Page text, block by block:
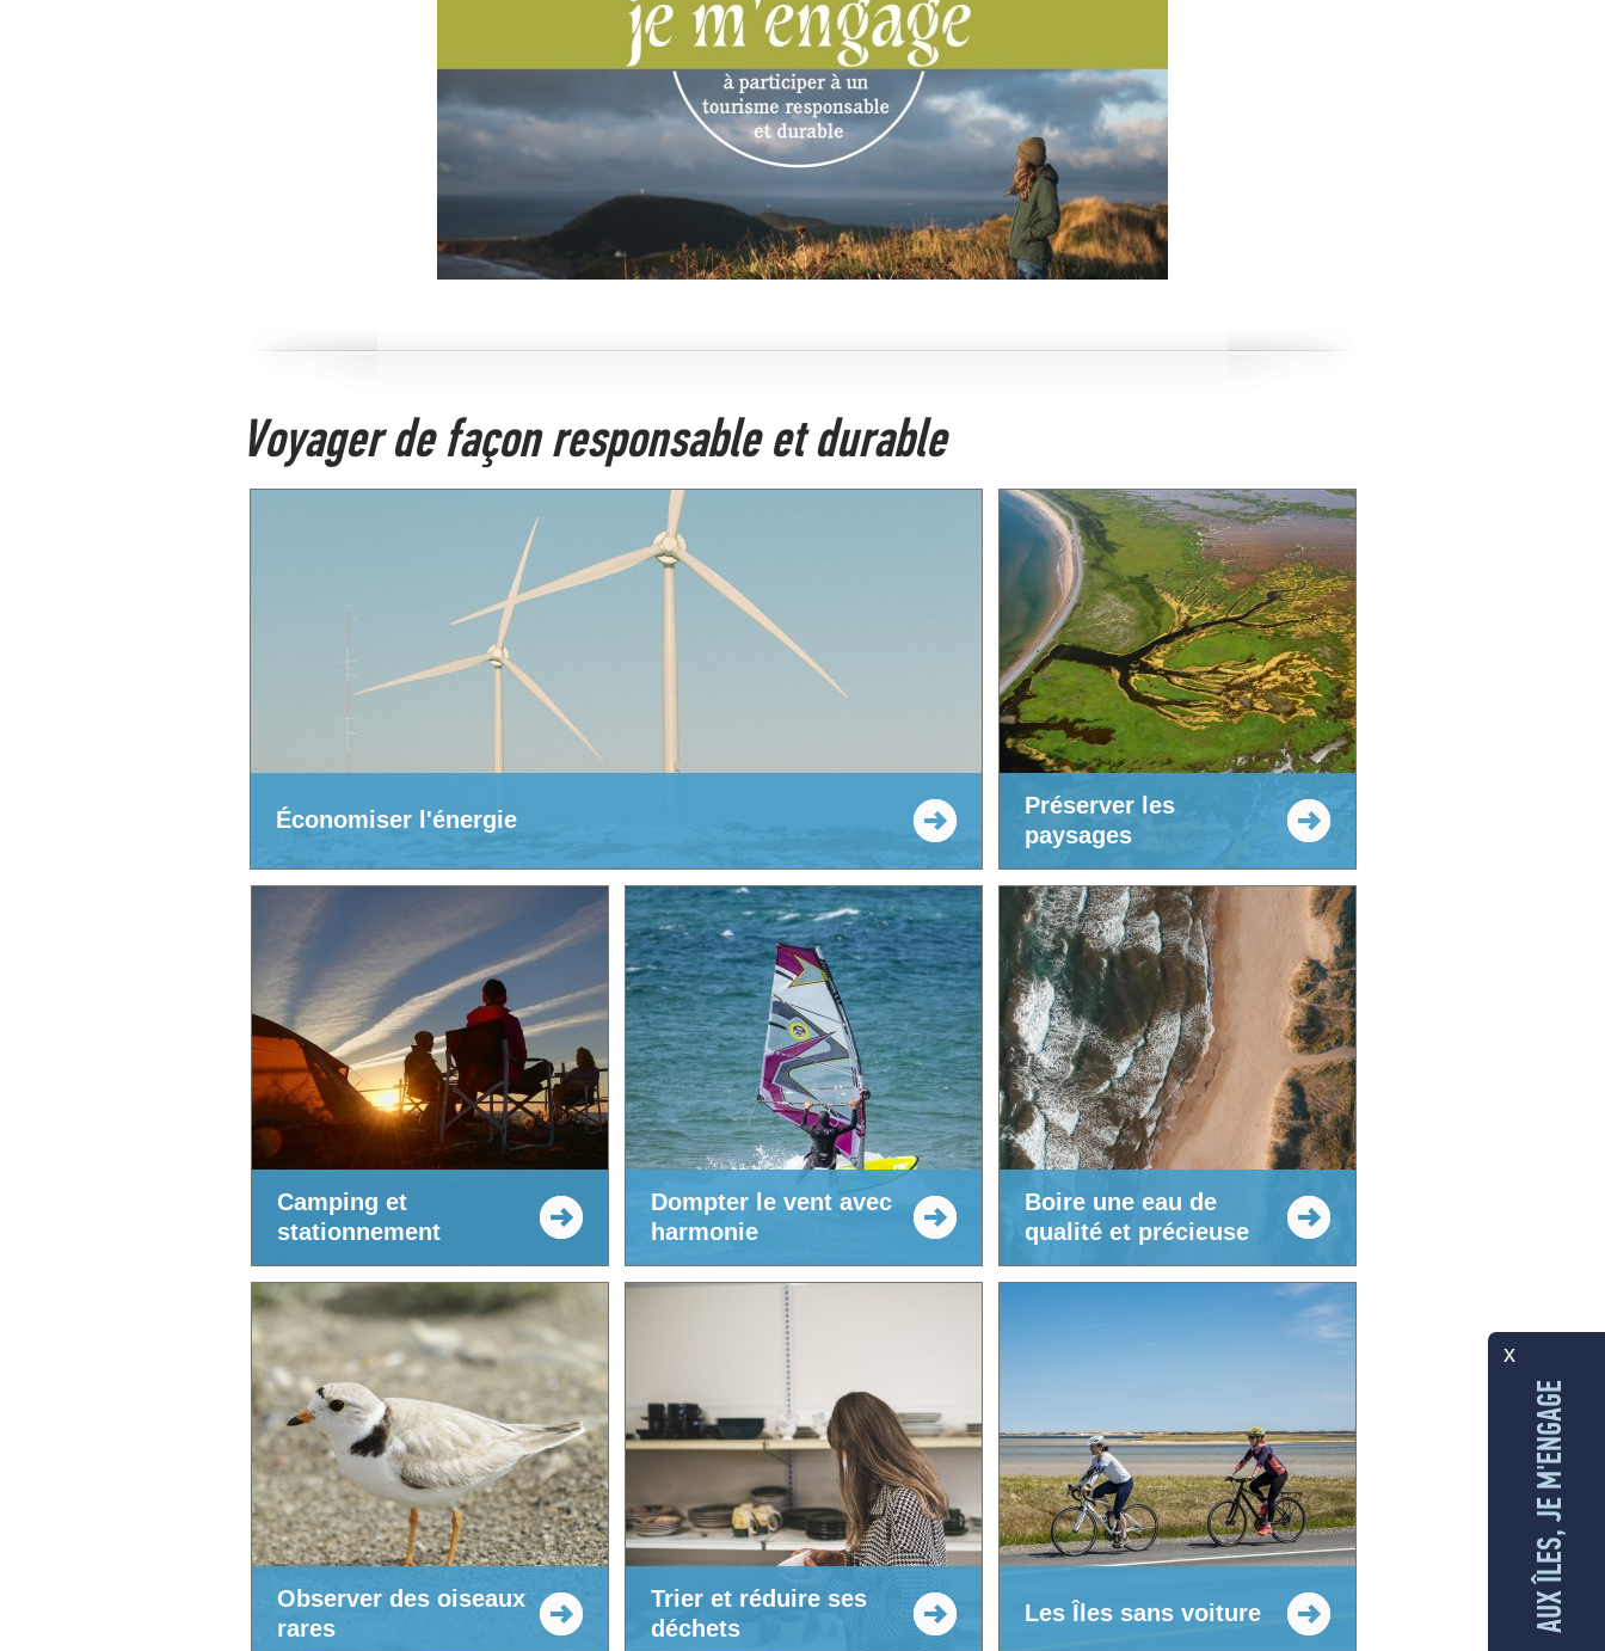
Voyager de façon responsable et durable
Économiser l'énergie
Préserver les
paysages
Camping et
stationnement
Dompter le vent avec
harmonie
Boire une eau de
qualité et précieuse
Observer des oiseaux
rares
Trier et réduire ses
déchets
Les Îles sans voiture
x
AUX ÎLES, JE M'ENGAGE